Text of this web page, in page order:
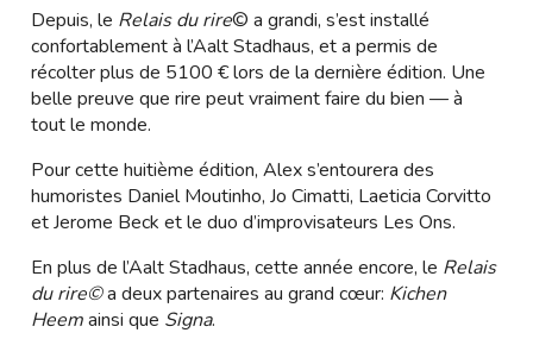
Depuis, le Relais du rire© a grandi, s’est installé
confortablement à l’Aalt Stadhaus, et a permis de
récolter plus de 5100 € lors de la dernière édition. Une
belle preuve que rire peut vraiment faire du bien — à
tout le monde.
Pour cette huitième édition, Alex s’entourera des
humoristes Daniel Moutinho, Jo Cimatti, Laeticia Corvitto
et Jerome Beck et le duo d’improvisateurs Les Ons.
En plus de l’Aalt Stadhaus, cette année encore, le Relais
du rire©a deux partenaires au grand cœur: Kichen
Heemainsi que Signa.